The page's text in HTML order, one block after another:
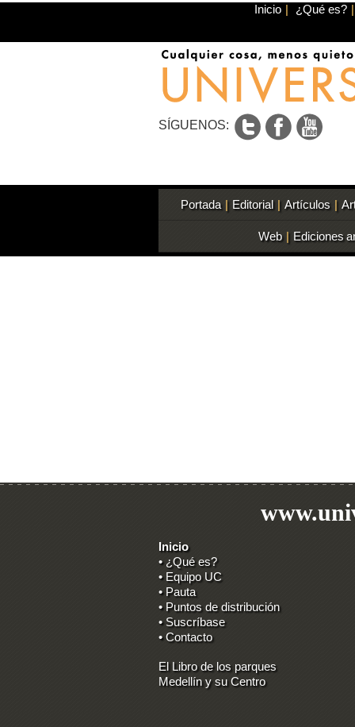
Inicio | ¿Qué es? |
SÍGUENOS:
Portada | Editorial | Artículos |
Web | Ediciones
Inicio
• ¿Qué es?
• Equipo UC
• Pauta
• Puntos de distribución
• Suscríbase
• Contacto
El Libro de los parques
Medellín y su Centro